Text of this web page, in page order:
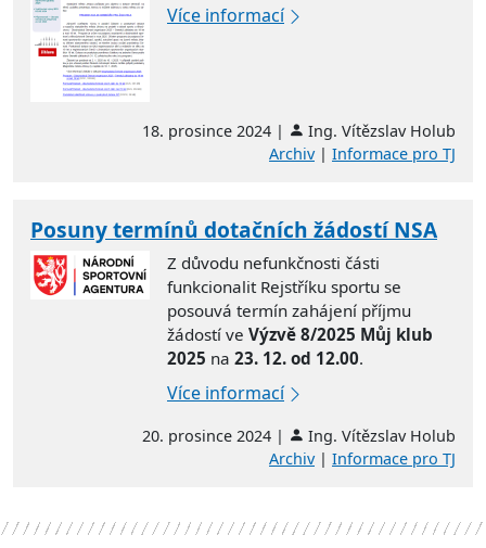
Více informací
18. prosince 2024 |
Ing. Vítězslav Holub
Archiv| Informace pro TJ
Posuny termínů dotačních žádostí NSA
Z důvodu nefunkčnosti části
funkcionalit Rejstříku sportu se
posouvá termín zahájení příjmu
žádostí ve Výzvě 8/2025 Můj klub
2025 na 23. 12. od 12.00.
Více informací
20. prosince 2024 |
Ing. Vítězslav Holub
Archiv| Informace pro TJ